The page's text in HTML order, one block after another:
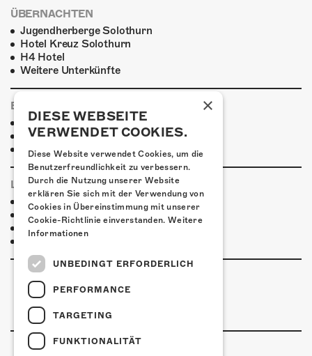
ÜBERNACHTEN
Jugendherberge Solothurn
Hotel Kreuz Solothurn
H4 Hotel
Weitere Unterkünfte
ESSENSTIPPS
Pier 11
Restaurant Kreuz
Pittaria
LINKS & PARTNER
Facebook-Event
Lance Lopez
Lance Lopez-Facebook
×
DIESE WEBSEITE
VERWENDET COOKIES.
Diese Website verwendet Cookies, um die
Benutzerfreundlichkeit zu verbessern.
Durch die Nutzung unserer Website
erklären Sie sich mit der Verwendung von
Cookies in Übereinstimmung mit unserer
Cookie-Richtlinie einverstanden. Weitere
Informationen
UNBEDINGT ERFORDERLICH
PERFORMANCE
TARGETING
FUNKTIONALITÄT